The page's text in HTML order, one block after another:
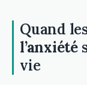
Quand
l’anxiété
vie